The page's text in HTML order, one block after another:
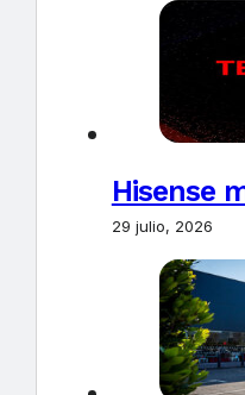
Hisense
29 julio, 2026